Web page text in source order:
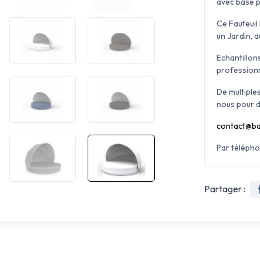
Ce
un Jardin,
De
nous pour
Par
Partager :